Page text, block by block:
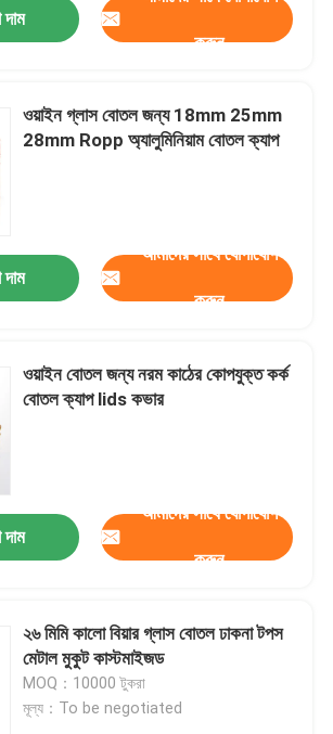
করুন
করুন
ওয়াইন গ্লাস বোতল জন্য 18mm 25mm
28mm Ropp অ্যালুমিনিয়াম বোতল ক্যাপ
আমাদের সাথে যোগাযোগ
করুন
ওয়াইন বোতল জন্য নরম কাঠের কোপযুক্ত কর্ক
বোতল ক্যাপ lids কভার
আমাদের সাথে যোগাযোগ
করুন
২৬ মিমি কালো বিয়ার গ্লাস বোতল ঢাকনা টপস
মেটাল মুকুট কাস্টমাইজড
MOQ：10000 টুকরা
মূল্য：To be negotiated